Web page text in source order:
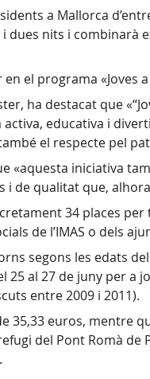
a Mallorca
nits i combinarà
el programa «Joves
ha destacat que
educativa i
el respecte pel
«aquesta iniciativa
de qualitat que,
34 places
de l’IMAS o dels
segons les edats
25 al 27 de juny per a
entre 2009 i 2011).
35,33 euros, mentre
del Pont Romà